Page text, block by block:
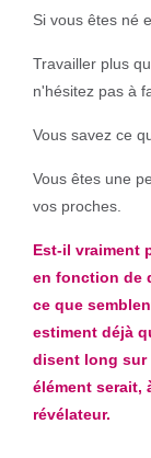
Si vous êtes né
Travailler plus
n'hésitez pas à
Vous savez ce
Vous êtes une
vos proches.
Est-il vraiment
en fonction de
ce que
estiment déjà
disent long sur
élément serait,
révélateur.